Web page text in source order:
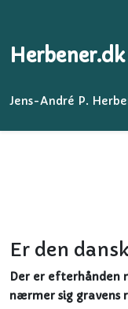
Herbener.dk
Jens-André P.
Er den
Der er efterhånden
nærmer sig gravens